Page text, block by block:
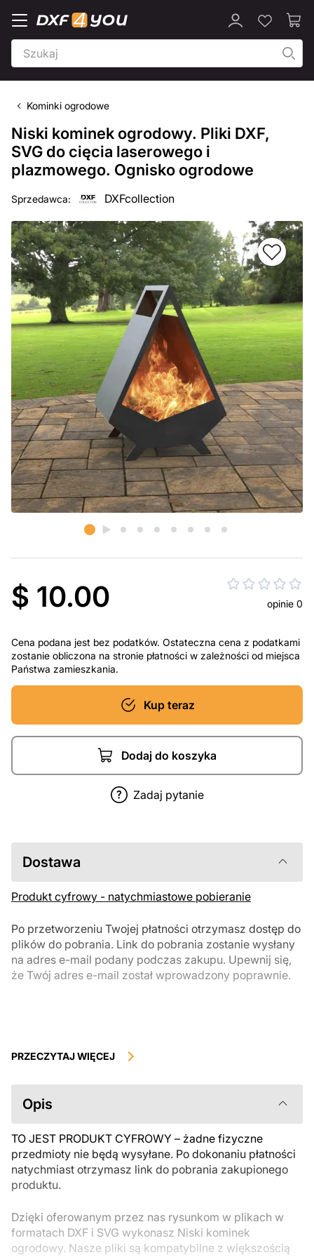
Kominki ogrodowe
Niski kominek ogrodowy. Pliki DXF,
SVG do cięcia laserowego i
plazmowego. Ognisko ogrodowe
Sprzedawca: DXFcollection
$ 10.00 opinie 0
Cena podana jest bez podatków. Ostateczna cena z podatkami
zostanie obliczona na stronie płatności w zależności od miejsca
Państwa zamieszkania.
Kup teraz
Dodaj do koszyka
Zadaj pytanie
Dostawa
Produkt cyfrowy - natychmiastowe pobieranie
Po przetworzeniu Twojej płatności otrzymasz dostęp do
plików do pobrania. Link do pobrania zostanie wysłany
na adres e-mail podany podczas zakupu. Upewnij się,
że Twój adres e-mail został wprowadzony poprawnie.
podlegają zwrotowi ani wymianie po ich pobraniu. Zalecamy
przed zakupem. Jeśli masz jakiekolwiek problemy z zamówieniem,
skontaktuj się bezpośrednio ze sprzedawcą.
PRZECZYTAJ WIĘCEJ
Opis
TO JEST PRODUKT CYFROWY – żadne fizyczne
przedmioty nie będą wysyłane. Po dokonaniu płatności
natychmiast otrzymasz link do pobrania zakupionego
produktu.
Dzięki oferowanym przez nas rysunkom w plikach w
formatach DXF i SVG wykonasz Niski kominek
ogrodowy. Nasze pliki są kompatybilne z większością